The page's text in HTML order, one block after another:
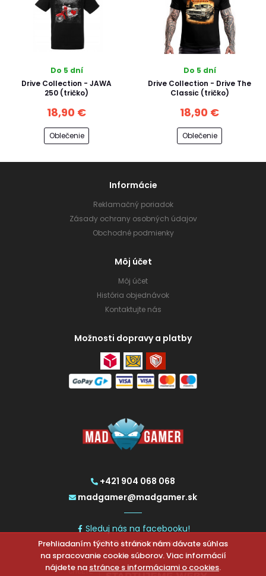
Do 5 dní
Drive Collection - JAWA
250 (tričko)
18,90 €
Oblečenie
Do 5 dní
Drive Collection - Drive The
Classic (tričko)
18,90 €
Oblečenie
+421 904 068 068
madgamer@madgamer.sk
Sleduj nás na facebooku!
2026 © MadGamer.sk
Informácie
Reklamačný poriadok
Zásady ochrany osobných údajov
Obchodné podmienky
Môj účet
Môj účet
História objednávok
Kontaktujte nás
Možnosti dopravy a platby
CHCETE
Prehliadaním týchto stránok nám dávate súhlas
na spracovanie cookie súborov. Viac informácií
nájdete na stránce s informáciami o cookies.